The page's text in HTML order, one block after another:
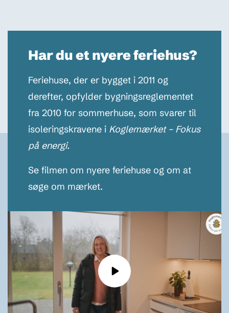
Har du et nyere feriehus?
Feriehuse, der er bygget i 2011 og
derefter, opfylder bygningsreglementet
fra 2010 for sommerhuse, som svarer til
isoleringskravene i Koglemærket – Fokus
på energi.
Se filmen om nyere feriehuse og om at
søge om mærket.